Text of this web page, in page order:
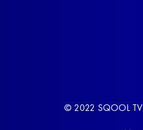
© 2022 SQOOL TV